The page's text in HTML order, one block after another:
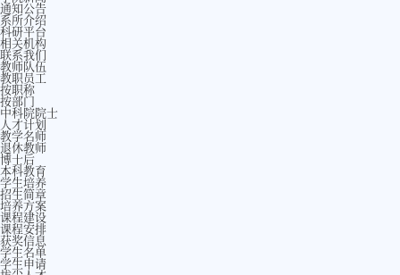
通知公告
系所介绍
科研平台
相关机构
联系我们
教师队伍
教职员工
按职称
按部门
中科院院士
人才计划
教学名师
退休教师
博士后
本科教育
学生培养
招生简章
培养方案
课程建设
课程安排
获奖信息
学生名单
学生申请